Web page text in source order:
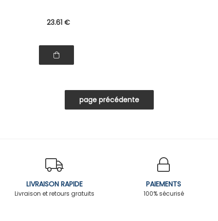
23.61 €
LIVRAISON RAPIDE
Livraison et retours gratuits
PAIEMENTS
100% sécurisé